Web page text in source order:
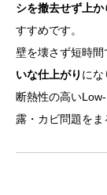
シを撤去せず上か
すすめです。
壁を壊さず短時間
いな仕上がり にな
断熱性の高い
露・カビ問題をま